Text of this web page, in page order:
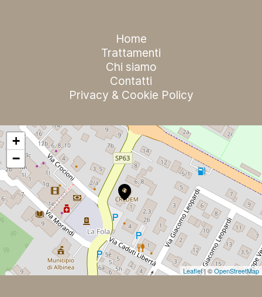
Home
Trattamenti
Chi siamo
Contatti
Privacy & Cookie Policy
+
−
Leaflet| ©OpenStreetMap